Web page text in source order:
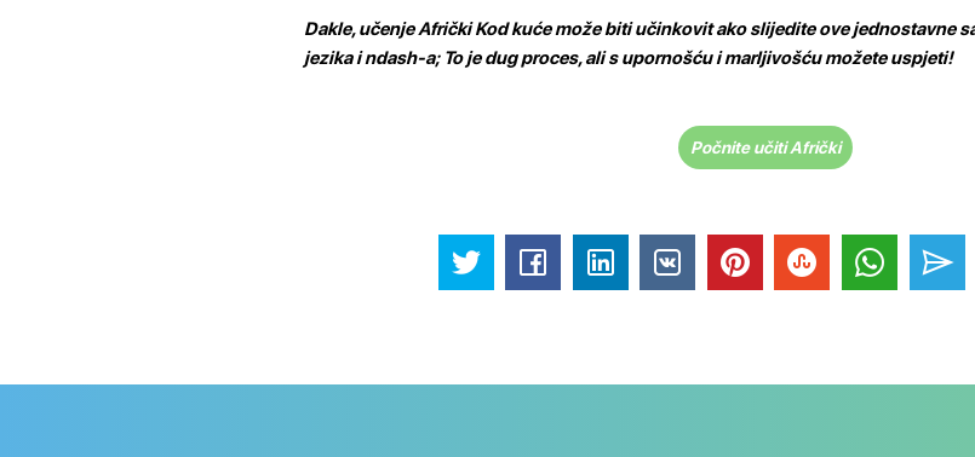
Dakle, učenje Afrički Kod kuće može biti učinkovit ako slijedite ove jednostavne
jezika i ndash-a; To je dug proces, ali s upornošću i marljivošću možete uspjeti!
Počnite učiti Afrički